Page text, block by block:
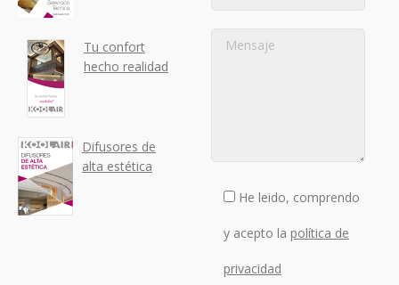
Tu confort
hecho realidad
Difusores de
alta estética
He leido, comprendo
y acepto la política de
privacidad